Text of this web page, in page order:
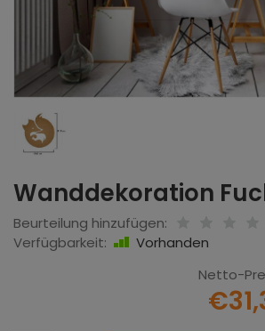
Wanddekoration
Beurteilung hinzufügen:
Verfügbarkeit:
Vorhanden
Netto-